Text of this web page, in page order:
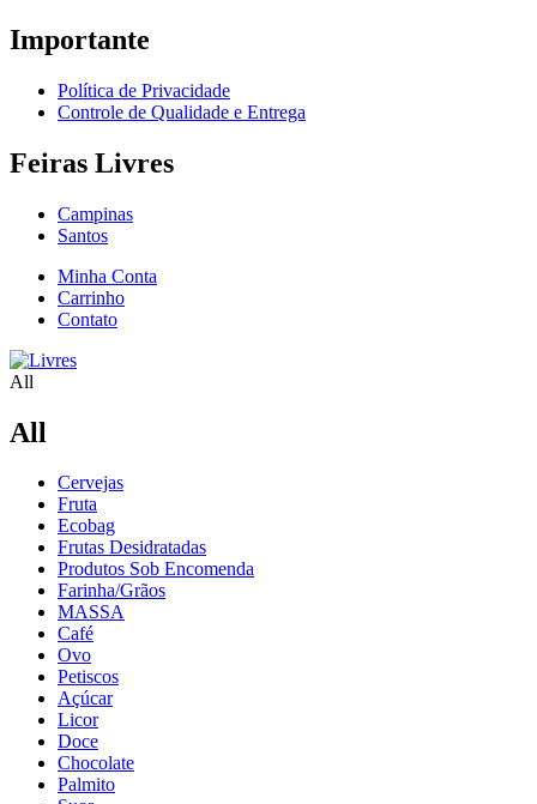
Importante
Política de Privacidade
Controle de Qualidade e Entrega
Feiras Livres
Campinas
Santos
Minha Conta
Carrinho
Contato
All
All
Cervejas
Fruta
Ecobag
Frutas Desidratadas
Produtos Sob Encomenda
Farinha/Grãos
MASSA
Café
Ovo
Petiscos
Açúcar
Licor
Doce
Chocolate
Palmito